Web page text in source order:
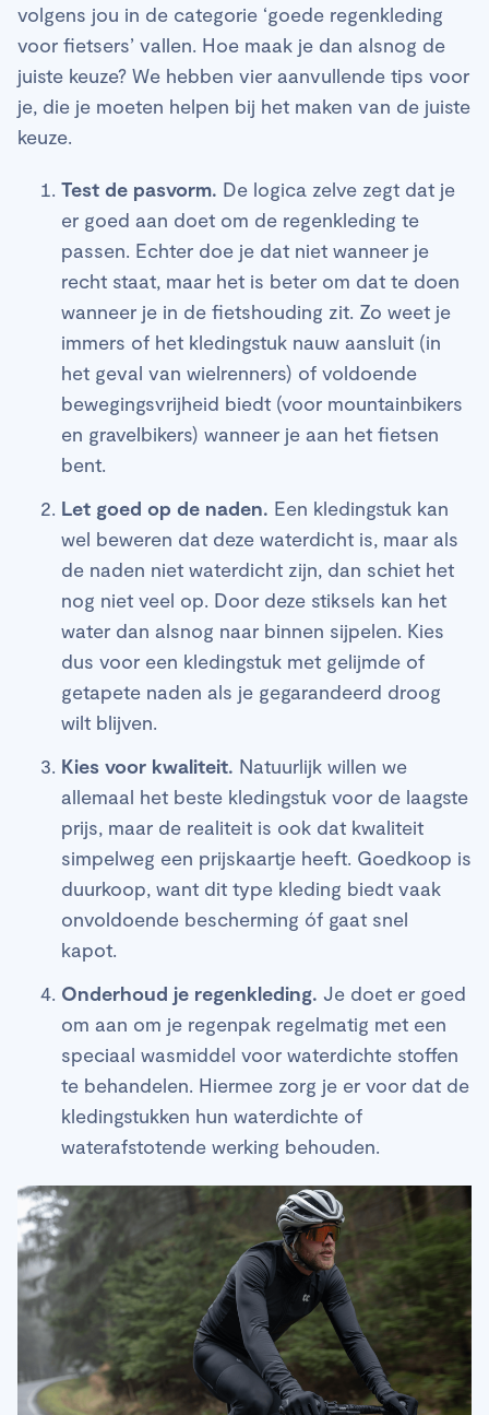
volgens jou in de categorie ‘goede regenkleding
voor fietsers’ vallen. Hoe maak je dan alsnog de
juiste keuze? We hebben vier aanvullende tips voor
je, die je moeten helpen bij het maken van de juiste
keuze.
Test de pasvorm. De logica zelve zegt dat je
er goed aan doet om de regenkleding te
passen. Echter doe je dat niet wanneer je
recht staat, maar het is beter om dat te doen
wanneer je in de fietshouding zit. Zo weet je
immers of het kledingstuk nauw aansluit (in
het geval van wielrenners) of voldoende
bewegingsvrijheid biedt (voor mountainbikers
en gravelbikers) wanneer je aan het fietsen
bent.
Let goed op de naden. Een kledingstuk kan
wel beweren dat deze waterdicht is, maar als
de naden niet waterdicht zijn, dan schiet het
nog niet veel op. Door deze stiksels kan het
water dan alsnog naar binnen sijpelen. Kies
dus voor een kledingstuk met gelijmde of
getapete naden als je gegarandeerd droog
wilt blijven.
Kies voor kwaliteit. Natuurlijk willen we
allemaal het beste kledingstuk voor de laagste
prijs, maar de realiteit is ook dat kwaliteit
simpelweg een prijskaartje heeft. Goedkoop is
duurkoop, want dit type kleding biedt vaak
onvoldoende bescherming óf gaat snel
kapot.
Onderhoud je regenkleding. Je doet er goed
om aan om je regenpak regelmatig met een
speciaal wasmiddel voor waterdichte stoffen
te behandelen. Hiermee zorg je er voor dat de
kledingstukken hun waterdichte of
waterafstotende werking behouden.